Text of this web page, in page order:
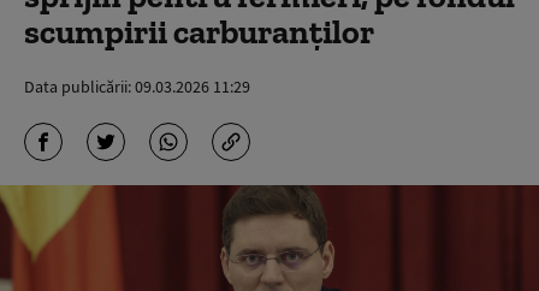
scumpirii carburanților
Data publicării:09.03.2026 11:29